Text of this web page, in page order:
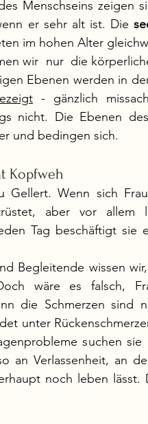
Menschseins zeigen
er sehr alt ist. Die
im hohen Alter
wir  nur  die
Ebenen werden in
- gänzlich
nicht. Die Ebenen
und bedingen sich.
Kopfweh
Gellert. Wenn sich
aber vor
Tag beschäftigt sie
Begleitende wissen
wäre es falsch,
die Schmerzen sind
unter
suchen
an Verlassenheit, an
noch leben